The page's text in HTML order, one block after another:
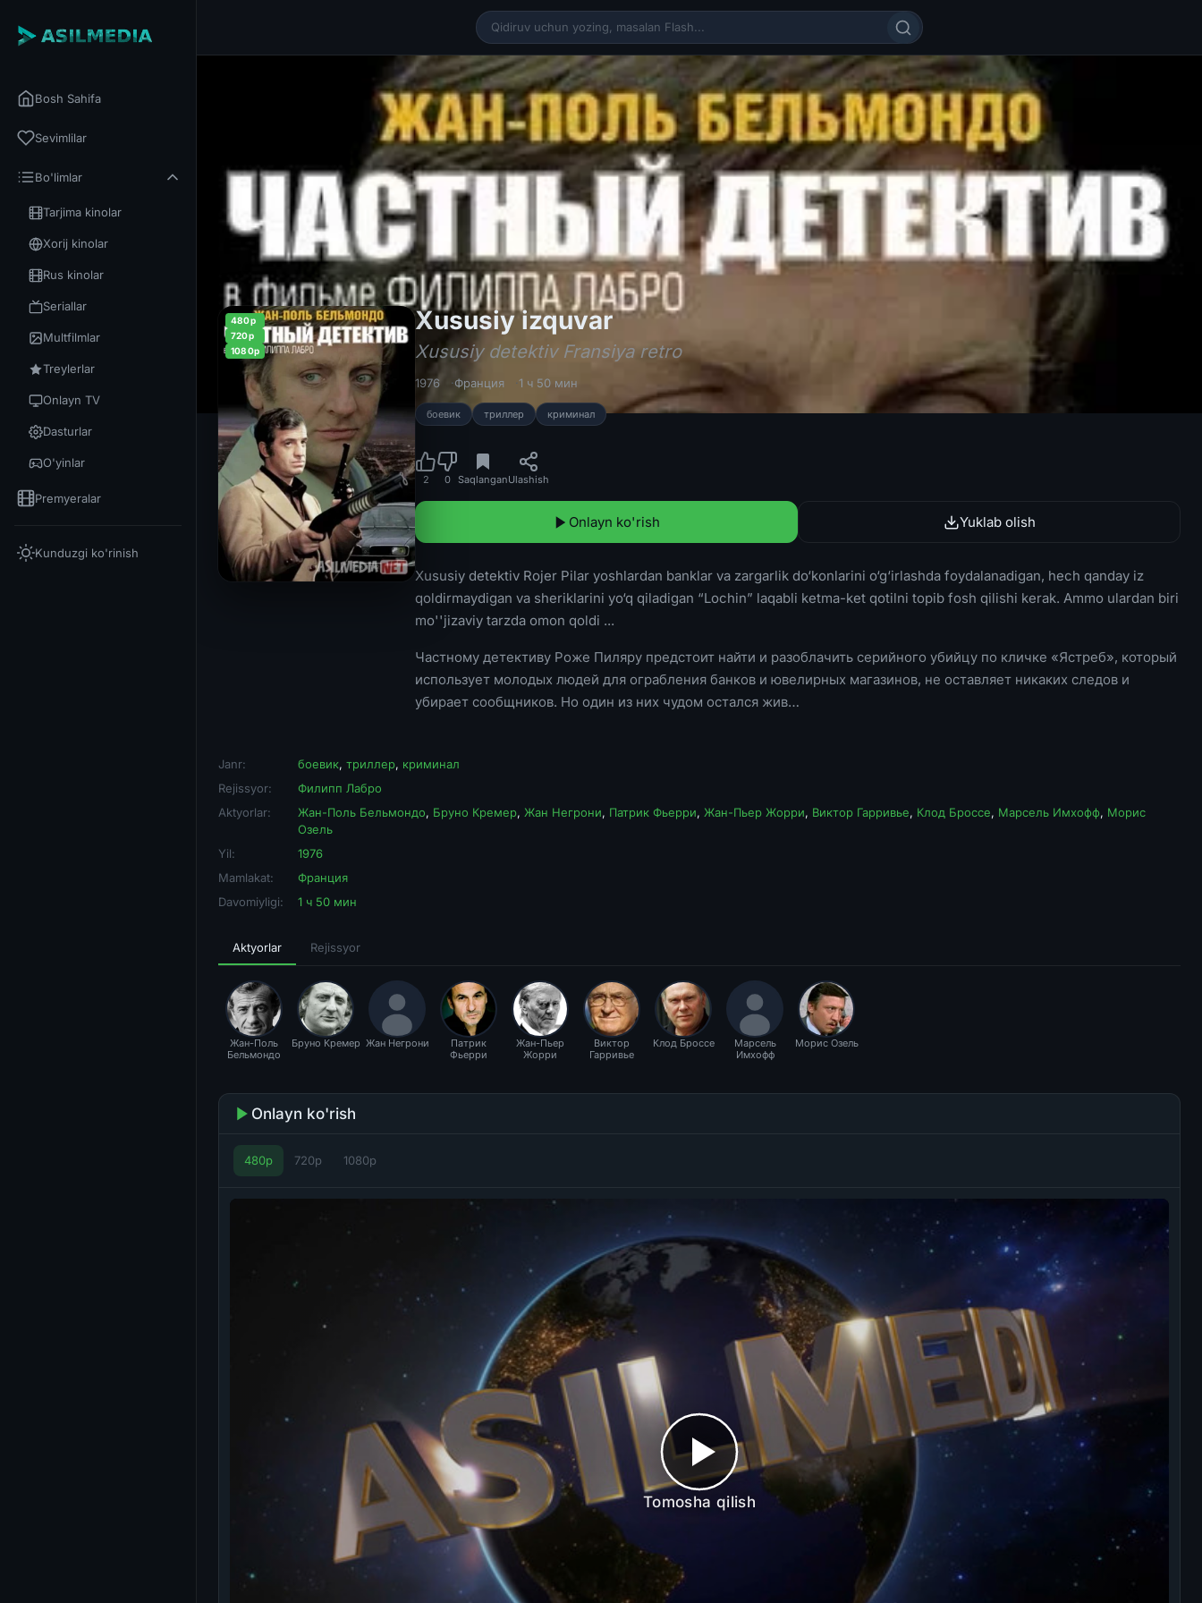
Bosh Sahifa
Sevimlilar
Bo'limlar
Tarjima kinolar
Xorij kinolar
Rus kinolar
Seriallar
Multfilmlar
Treylerlar
Onlayn TV
Dasturlar
O'yinlar
Premyeralar
Kunduzgi ko'rinish
480p
720p
1080p
Xususiy izquvarXususiy izquvar / Xususiy detektiv Fransiya
Xususiy detektiv Fransiya retro
1976 Франция 1 ч 50 мин
боевик триллер криминал
2 0 SaqlanganUlashish
Onlayn ko'rish Yuklab olish
Xususiy detektiv Rojer Pilar yoshlardan banklar va zargarlik do‘konlarini o‘g‘irlashda foydalanadigan, hech qanday iz
qoldirmaydigan va sheriklarini yo‘q qiladigan “Lochin” laqabli ketma-ket qotilni topib fosh qilishi kerak. Ammo ulardan biri
mo''jizaviy tarzda omon qoldi ...
Частному детективу Роже Пиляру предстоит найти и разоблачить серийного убийцу по кличке «Ястреб», который
использует молодых людей для ограбления банков и ювелирных магазинов, не оставляет никаких следов и
убирает сообщников. Но один из них чудом остался жив…
Janr: боевик, триллер, криминал
Rejissyor:
Филипп Лабро
Aktyorlar:
Жан-Поль Бельмондо, Бруно Кремер, Жан Негрони, Патрик Фьерри, Жан-Пьер Жорри, Виктор Гарривье, Клод Броссе, Марсель Имхофф, Морис
Озель
Yil:
1976
Mamlakat:
Франция
Davomiyligi:
1 ч 50 мин
Aktyorlar Rejissyor
Жан-Поль
Бельмондо
Бруно Кремер Жан Негрони
Патрик
Фьерри
Жан-Пьер
Жорри
Виктор
Гарривье
Клод Броссе
Марсель
Имхофф
Морис Озель
Onlayn ko'rish
480p 720p 1080p
Tomosha qilish